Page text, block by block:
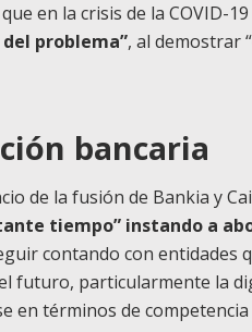
en la crisis de la COVID-
problema”, al demostrar
bancaria
de la fusión de Bankia y
tiempo” instando a
contando con entidades
futuro, particularmente la
en términos de